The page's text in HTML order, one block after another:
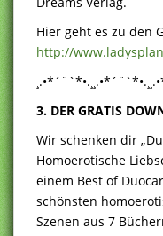
Hier geht es zu den
http://
3. DER GRATIS
Wir schenken dir
Homoerotische
einem Best of
schönsten
Szenen aus 7